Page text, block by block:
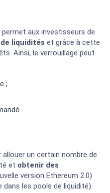
permet aux investisseurs de
liquidités et grâce à cette
Ainsi, le verrouillage peut
;
allouer un certain nombre de
et obtenir des
version Ethereum 2.0)
les pools de liquidité).